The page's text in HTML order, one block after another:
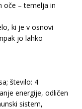
oče – temelja in
ki je v osnovi
jo lahko
število: 4
energije, odličen
sistem,